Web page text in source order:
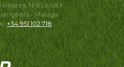
Nº6 Local F
- Málaga
+34 951 102 718